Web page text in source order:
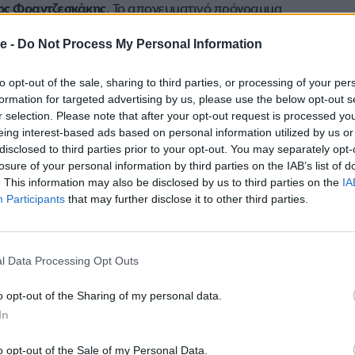
- Do Not Process My Personal Information
opt-out of the sale, sharing to third parties, or processing of your
for targeted advertising by us, please use the below opt-out
selection. Please note that after your opt-out request is processed
interest-based ads based on personal information utilized by us
to third parties prior to your opt-out. You may separately
of your personal information by third parties on the IAB’s list of
This information may also be disclosed by us to third parties on the
Participants that may further disclose it to other third parties.
Data Processing Opt Outs
opt-out of the Sharing of my personal data.
opt-out of the Sale of my Personal Data.
Φραντζεσκάκης. Το απογευματινό πρόγραμμα
στο μήκος γυναικών, στα 10.000μ.
Επίσης, θα γίνουν οι ημιτελικοί στα
γυναικών.
5 τελικούς, ανάμεσά τους το μήκος
στον παγκόσμιο τίτλο. Ακόμη θα γίνουν τα
κυριαρχεί η ΑμερικανίδαΣίντνεϊ Μακλάφλιν,
γυναικών. Στο απογευματινό
ανδρών, οι ημιτελικοί στα 200μ. ανδρών και
ο κυρίαρχος των αιθέρων, ο Σουηδός
σκυταλοδρομίες 4×100μ. ανδρών και
τα 800μ. ανδρών, τα 5.000μ. γυναικών και
θα γίνουν οι σειρές στις σκυταλοδρομίες
δεκάθλου.